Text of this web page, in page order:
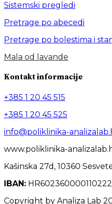
Sistemski pregledi
Pretrage po abecedi
Pretrage po bolestima i
Mala od lavande
Kontakt informacije
+385 1 20 45 515
+385 1 20 45 525
info@poliklinika-
www.poliklinika-
Kašinska 27d, 10360
IBAN:
Copyright by Analiza Lab